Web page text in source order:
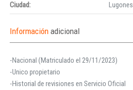
Ciudad:
Lugones
Información adicional
-Nacional (Matriculado el 29/11/2023)
-Unico propietario
-Historial de revisiones en Servicio Oficial